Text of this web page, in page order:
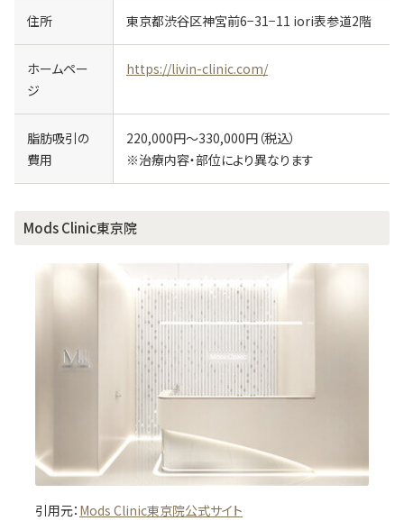
住所 東京都渋谷区神宮前6−31−11 iori表参道2階
ホームペー
ジ
https://livin-clinic.com/
脂肪吸引の
費用
220,000円～330,000円（税込）
※治療内容・部位により異なります
Mods Clinic東京院
引用元： Mods Clinic東京院公式サイト